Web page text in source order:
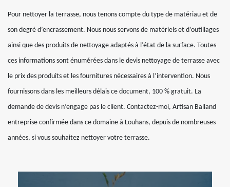
Pour nettoyer la terrasse, nous tenons compte du type de matériau et de
son degré d’encrassement. Nous nous servons de matériels et d’outillages
ainsi que des produits de nettoyage adaptés à l’état de la surface. Toutes
ces informations sont énumérées dans le devis nettoyage de terrasse avec
le prix des produits et les fournitures nécessaires à l’intervention. Nous
fournissons dans les meilleurs délais ce document, 100 % gratuit. La
demande de devis n’engage pas le client. Contactez-moi, Artisan Balland
entreprise confirmée dans ce domaine à Louhans, depuis de nombreuses
années, si vous souhaitez nettoyer votre terrasse.